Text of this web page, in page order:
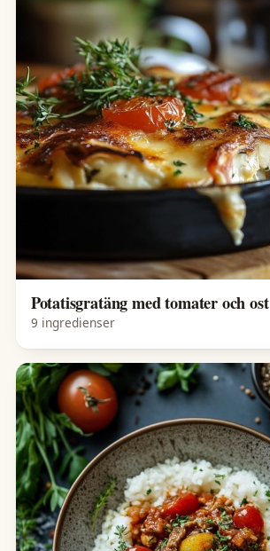
Potatisgratäng med tomater och ost
9 ingredienser